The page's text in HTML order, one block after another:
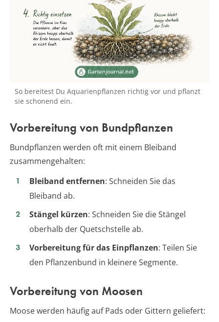
So bereitest Du Aquarienpflanzen richtig vor und pflanzt
sie schonend ein.
Vorbereitung von Bundpflanzen
Bundpflanzen werden oft mit einem Bleiband
zusammengehalten:
Bleiband entfernen: Schneiden Sie das
Bleiband ab.
Stängel kürzen: Schneiden Sie die Stängel
oberhalb der Quetschstelle ab.
Vorbereitung für das Einpflanzen: Teilen Sie
den Pflanzenbund in kleinere Segmente.
Vorbereitung von Moosen
Moose werden häufig auf Pads oder Gittern geliefert: